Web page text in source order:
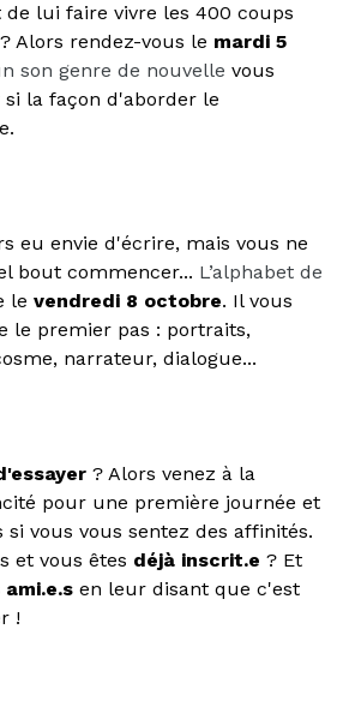
de lui faire vivre les 400 coups
Alors rendez-vous le mardi 5
son genre de nouvelle vous
la façon d'aborder le
eu envie d'écrire, mais vous ne
bout commencer... L’alphabet de
le vendredi 8 octobre. Il vous
le premier pas : portraits,
narrateur, dialogue...
? Alors venez à la
pour une première journée et
si vous vous sentez des affinités.
et vous êtes déjà inscrit.e ? Et
en leur disant que c'est
!